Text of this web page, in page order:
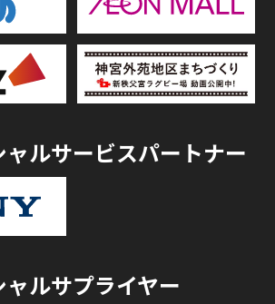
ルサービスパートナー
ルサプライヤー